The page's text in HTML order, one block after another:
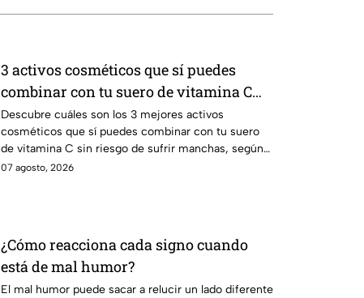
3 activos cosméticos que sí puedes
combinar con tu suero de vitamina C
sin riesgo de manchas
Descubre cuáles son los 3 mejores activos
cosméticos que sí puedes combinar con tu suero
de vitamina C sin riesgo de sufrir manchas, según
los expertos
07 agosto, 2026
¿Cómo reacciona cada signo cuando
está de mal humor?
El mal humor puede sacar a relucir un lado diferente